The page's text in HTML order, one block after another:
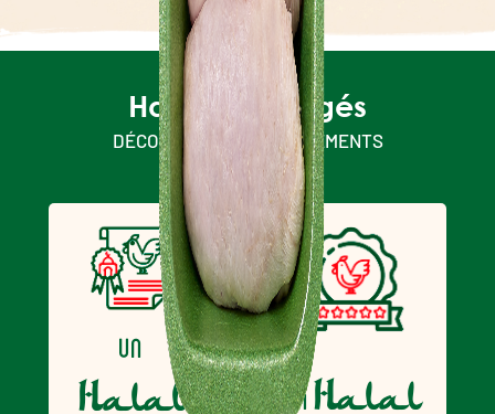
Halal & engagés
DÉCOUVREZ NOS ENGAGEMENTS
un
Halal unHalal